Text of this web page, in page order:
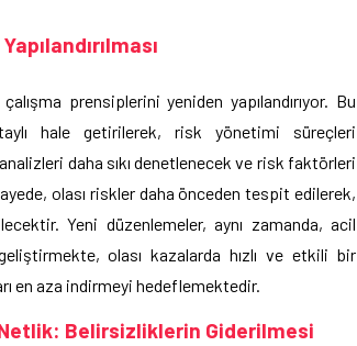
prensiplerini yeniden yapılandırıyor. Bu
hale getirilerek, risk yönetimi süreçleri
daha sıkı denetlenecek ve risk faktörleri
olası riskler daha önceden tespit edilerek,
Yeni düzenlemeler, aynı zamanda, acil
olası kazalarda hızlı ve etkili bir
en aza indirmeyi hedeflemektedir.
Belirsizliklerin Giderilmesi